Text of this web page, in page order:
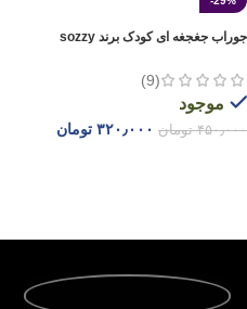
جوراب جغجغه‌ ای کودک برند sozzy
(9)
موجود
۴۵۰٫۰۰۰ تومان ۳۲۰٫۰۰۰ تومان